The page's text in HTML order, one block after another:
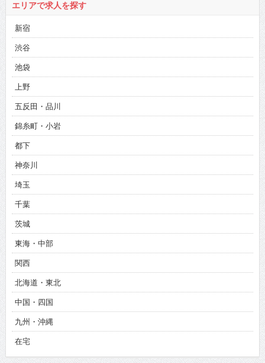
エリアで求人を探す
新宿
渋谷
池袋
上野
五反田・品川
錦糸町・小岩
都下
神奈川
埼玉
千葉
茨城
東海・中部
関西
北海道・東北
中国・四国
九州・沖縄
在宅